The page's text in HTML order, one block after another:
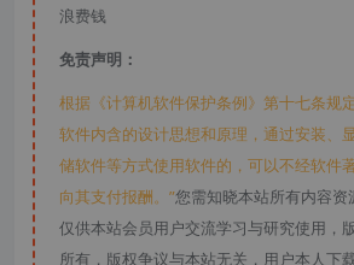
浪费钱
免责声明：
根据《计算机软件保护条例》第十七条规
软件内含的设计思想和原理，通过安装、
储软件等方式使用软件的，可以不经软件
向其支付报酬。”您需知晓本站所有内容资
仅供本站会员用户交流学习与研究使用，
所有，版权争议与本站无关，用户本人下